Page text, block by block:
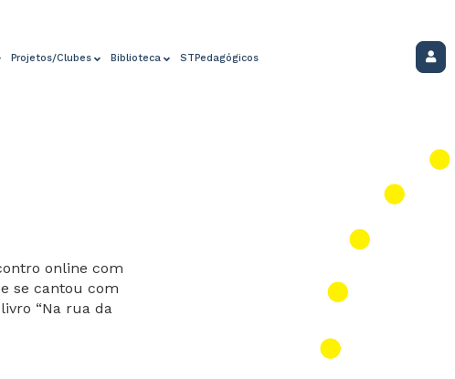
Projetos/Clubes Biblioteca STPedagógicos
online com
se cantou com
“Na rua da